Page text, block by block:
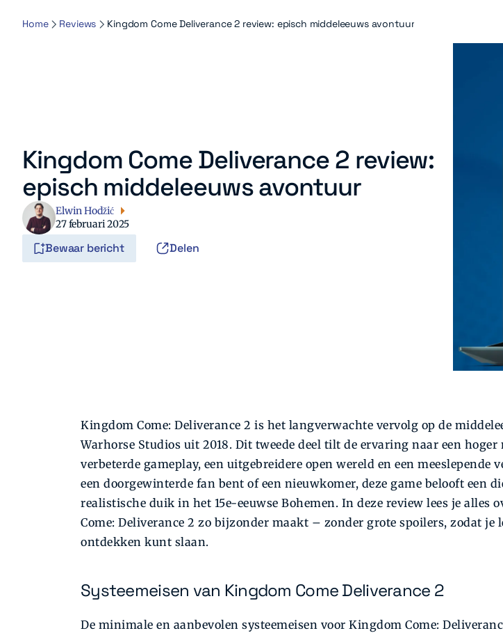
Home Reviews Kingdom Come Deliverance 2 review: episch middeleeuws avontuur
Kingdom Come Deliverance 2 review:
episch middeleeuws avontuur
Elwin Hodžić
27 februari 2025
Bewaar bericht Delen
Kingdom Come: Deliverance 2 is het langverwachte vervolg op de
Warhorse Studios uit 2018. Dit tweede deel tilt de ervaring naar een hoger
verbeterde gameplay, een uitgebreidere open wereld en een meeslepende
een doorgewinterde fan bent of een nieuwkomer, deze game belooft een
realistische duik in het 15e-eeuwse Bohemen. In deze review lees je alles
Come: Deliverance 2 zo bijzonder maakt – zonder grote spoilers, zodat je
ontdekken kunt slaan.
Systeemeisen van Kingdom Come Deliverance 2
De minimale en aanbevolen systeemeisen voor Kingdom Come: